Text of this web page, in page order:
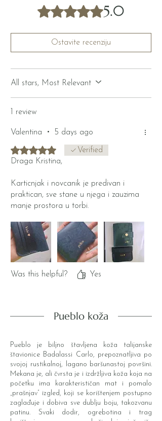
Rated 5 out of 5 stars.5.0
Ostavite recenziju
All stars, Most Relevant
1 review
Valentina • 5 days ago
Rated 5 out of 5 stars.Verified
Draga Kristina,
Karticnjak i novcanik je predivan i
praktican, sve stane u njega i zauzima
manje prostora u torbi.
Was this helpful? Yes
Pueblo koža
Pueblo je biljno štavljena koža talijanske
štavionice Badalassi Carlo, prepoznatljiva po
svojoj rustikalnoj, lagano baršunastoj površini.
Mekana je, ali čvrsta je i izdržljiva koža koja na
početku ima karakterističan mat i pomalo
„prašnjav” izgled, koji se korištenjem postupno
zaglađuje i dobiva sve dublju boju, takozvanu
patinu. Svaki dodir, ogrebotina i trag